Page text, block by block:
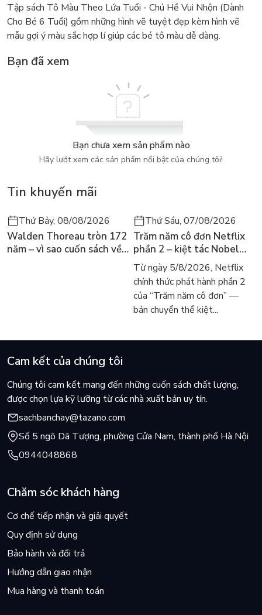
Tập sách Tô Màu Theo Lứa Tuổi - Chú Hề Vui Nhộn (Dành
Cho Bé 6 Tuổi) gồm những hình vẽ tuyệt đẹp kèm hình vẽ
mẫu gợi ý màu sắc hợp lí giúp các bé tô màu dễ dàng.
Bạn đã xem
Bạn chưa xem sản phẩm nào
Hãy lướt xem các sản phẩm nổi bật của chúng tôi!
Tin khuyến mãi
Thứ Bảy, 08/08/2026
Walden Thoreau tròn 172
năm – vì sao cuốn sách về
Thứ Sáu, 07/08/2026
Trăm năm cô đơn Netflix
phần 2 – kiệt tác Nobel
trở lại màn ảnh, dòng
người tìm đọc lại García
Márquez
Từ ngày 5/8/2026, Netflix
chính thức phát hành phần 2
của “Trăm năm cô đơn” —
bản chuyển thể kiệt...
Cam kết của chúng tôi
Chúng tôi cam kết mang đến những cuốn sách chất lượng,
được chọn lựa kỹ lưỡng từ các nhà xuất bản uy tín.
sachbanchay@tazano.com
Số 5 ngõ Dã Tượng, phường Cửa Nam, thành phố Hà Nội
0944048868
Chăm sóc khách hàng
Cơ chế tiếp nhận và giải quyết
Quy định sử dụng
Bảo hành và đổi trả
Hướng dẫn giao nhận
Mua hàng và thanh toán